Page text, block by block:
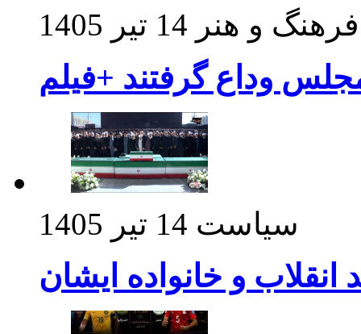
فرهنگ و هنر 14 تیر 1405
وداع گرفتند +فیلم
سیاست 14 تیر 1405
انقلاب و خانواده ایشان